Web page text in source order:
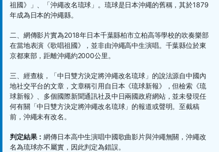
祖國》」、「沖繩改名琉球」。琉球是日本沖繩的舊稱，其於1879
年成為日本的沖繩縣。
二、網傳影片實為2018年日本千葉縣柏市立柏高等學校的吹奏樂部
在當地表演《歌唱祖國》，並非由沖繩高中生演唱。千葉縣位於東
京都東部，距離沖繩約2000公里。
三、經查核，「中日雙方決定將沖繩改名琉球」的說法源自中國內
地社交平台的文章，文章稱引用自日本《琉球新報》，但檢索《琉
球新報》、多個國際新聞通訊社及中日兩國政府網站，並未發現任
何有關「中日雙方決定將沖繩改名琉球」的報道或聲明。至截稿
前，沖繩未有改名。
判定結果：網傳日本高中生演唱中國歌曲影片與沖繩無關，沖繩改
名為琉球亦不屬實，因此判定為錯誤。